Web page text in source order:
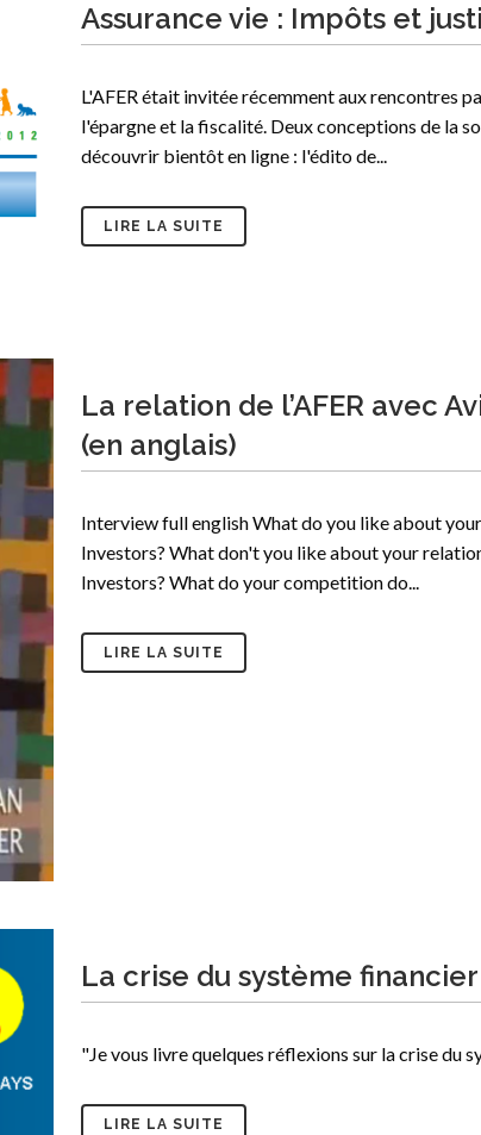
Assurance vie : Impôts et
L'AFER était invitée récemment aux rencontres
l'épargne et la fiscalité. Deux conceptions de la
découvrir bientôt en ligne : l'édito de...
LIRE LA SUITE
La relation de l’AFER avec
(en anglais)
Interview full english What do you like about
Investors? What don't you like about your
Investors? What do your competition do...
LIRE LA SUITE
La crise du système
"Je vous livre quelques réflexions sur la crise du
LIRE LA SUITE